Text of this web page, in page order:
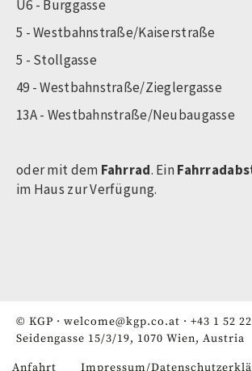
U6 - Burggasse
5 - Westbahnstraße/Kaiserstraße
5 - Stollgasse
49 - Westbahnstraße/Zieglergasse
13A - Westbahnstraße/Neubaugasse
oder mit dem Fahrrad. Ein
im Haus zur Verfügung.
© KGP · welcome@kgp.co.at · +43 1 52
Seidengasse 15/3/19, 1070 Wien, Austria
Anfahrt Impressum/